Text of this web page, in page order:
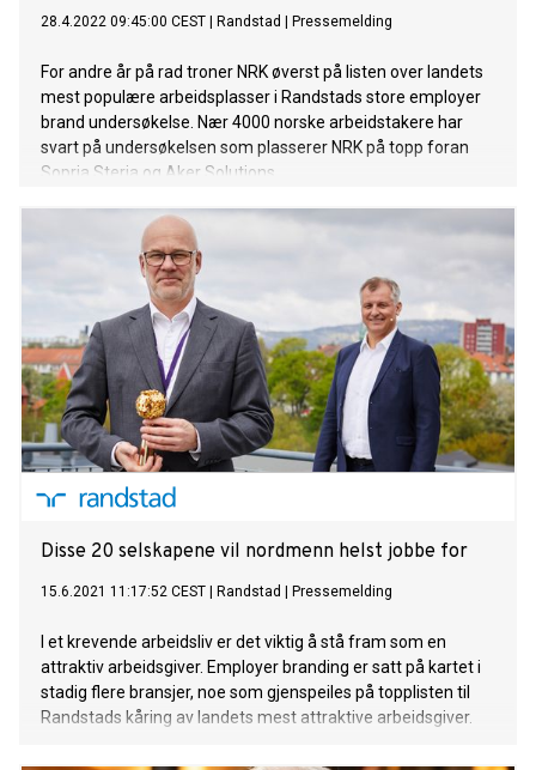
28.4.2022 09:45:00 CEST Randstad Pressemelding
For andre år på rad troner NRK øverst på listen over landets
mest populære arbeidsplasser i Randstads store employer
brand undersøkelse. Nær 4000 norske arbeidstakere har
svart på undersøkelsen som plasserer NRK på topp foran
Sopria Steria og Aker Solutions.
Disse 20 selskapene vil nordmenn helst jobbe for
15.6.2021 11:17:52 CEST Randstad Pressemelding
I et krevende arbeidsliv er det viktig å stå fram som en
attraktiv arbeidsgiver. Employer branding er satt på kartet i
stadig flere bransjer, noe som gjenspeiles på topplisten til
Randstads kåring av landets mest attraktive arbeidsgiver.